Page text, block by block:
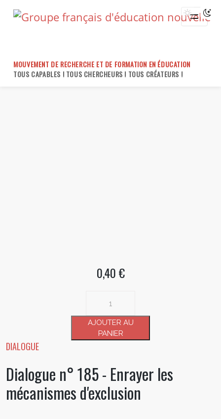
MOUVEMENT DE RECHERCHE ET DE FORMATION EN ÉDUCATION
TOUS CAPABLES ! TOUS CHERCHEURS ! TOUS CRÉATEURS !
0,40 €
Dialogue
185
Enrayer
les
mécanismes
d'exclusion
AJOUTER AU
PANIER
DIALOGUE
Dialogue n° 185 - Enrayer les
mécanismes d'exclusion